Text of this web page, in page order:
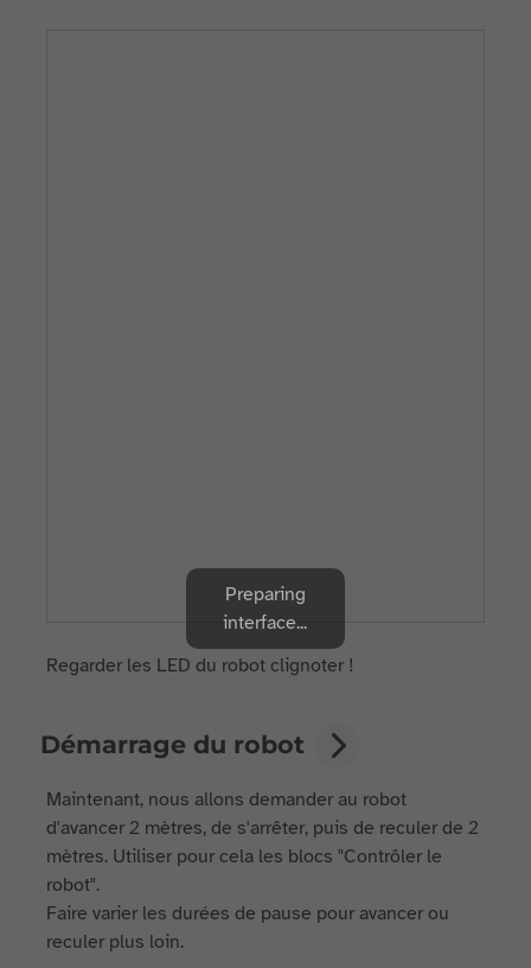
Regarder les LED du robot clignoter !
Démarrage du robot
Maintenant, nous allons demander au robot
d'avancer 2 mètres, de s'arrêter, puis de reculer de 2
mètres. Utiliser pour cela les blocs "Contrôler le
robot".
Faire varier les durées de pause pour avancer ou
reculer plus loin.
Preparing
interface...